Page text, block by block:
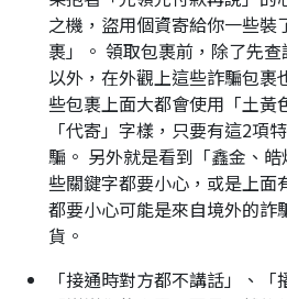
之機，盜用個資寄給你一些裝
裹」。 領取包裹前，除了先
以外，在外觀上這些詐騙包裹
些包裹上面大都會使用「土黃
「代寄」字樣，只要有這2項
騙。 另外就是看到「鑫金、
些關鍵字都要小心，或是上面
都要小心可能是來自境外的詐
貨。
「接通時對方都不講話」、